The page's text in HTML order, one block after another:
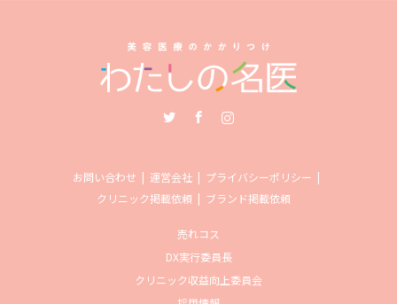
お問い合わせ 運営会社
プライバシーポリシー
クリニック掲載依頼
ブランド掲載依頼
売れコス
DX実行委員長
クリニック収益向上委員会